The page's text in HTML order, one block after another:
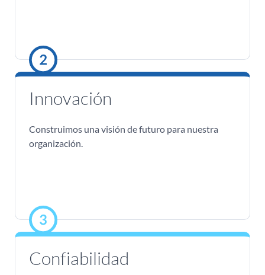
Innovación
Construimos una visión de futuro para nuestra
organización.
Confiabilidad